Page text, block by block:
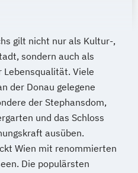
gilt nicht nur als Kultur-,
sondern auch als
Viele
der Donau gelegene
der Stephansdom,
und das Schloss
ausüben.
Wien mit renommierten
Die populärsten